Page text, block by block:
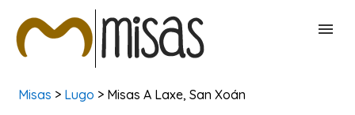
BUSCAR MISAS
Misas > Lugo > Misas A Laxe, San Xoán